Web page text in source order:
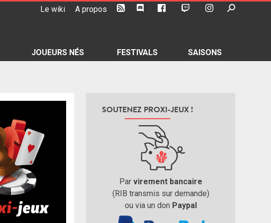
Le wiki A propos
JOUEURS NÉS FESTIVALS SAISONS
SOUTENEZ PROXI-JEUX !
Par virement bancaire
(RIB transmis sur demande)
ou via un don Paypal